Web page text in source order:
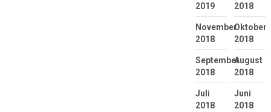
2019
2018
November
2018
Oktober
2018
September
2018
August
2018
Juli
2018
Juni
2018